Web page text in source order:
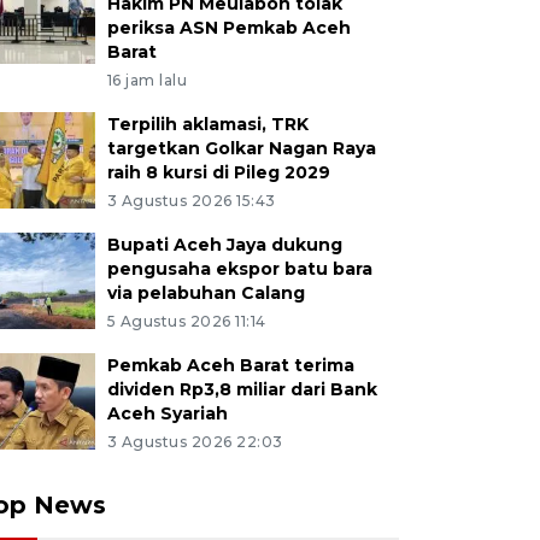
periksa ASN Pemkab Aceh
Barat
16 jam lalu
Terpilih aklamasi, TRK
targetkan Golkar Nagan Raya
raih 8 kursi di Pileg 2029
3 Agustus 2026 15:43
Bupati Aceh Jaya dukung
pengusaha ekspor batu bara
via pelabuhan Calang
5 Agustus 2026 11:14
Pemkab Aceh Barat terima
dividen Rp3,8 miliar dari Bank
Aceh Syariah
3 Agustus 2026 22:03
News